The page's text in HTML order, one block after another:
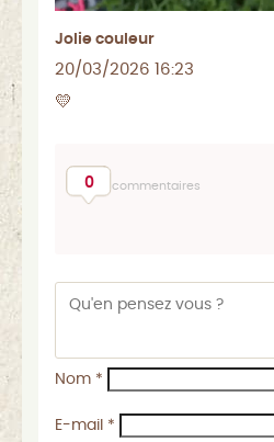
Jolie couleur
20/03/2026 16:23
💛
0 commentaires
Nom *
E-mail *